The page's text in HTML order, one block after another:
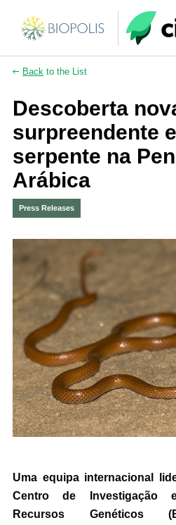
Backto the List
Descoberta
surpreendente
serpente na
Arábica
Press Releases
Uma equipa internacional
Centro de Investigação
Recursos Genéticos